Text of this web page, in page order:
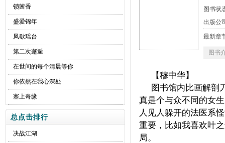
锁茜香
盛爱锦年
凤歇瑶台
第二次邂逅
在世间的每个清晨等你
你依然在我心深处
塞上奇缘
总点击排行
决战江湖
图书状
出版公
最新章
图书
【穆中华】
图书馆内比画解
真是个与众不同的女
人见人躲开的法医系
重要，比如我喜欢叶
局。